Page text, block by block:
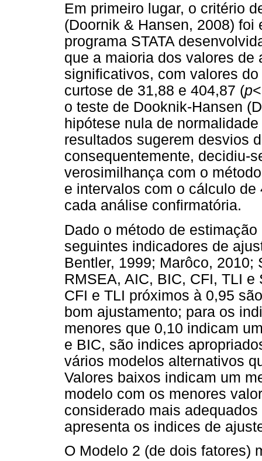
Em primeiro lugar, o critério
(Doornik & Hansen, 2008)
programa STATA
que a maioria dos valores de
significativos, com valores
curtose de 31,88 e 404,87 (p
o teste de Dooknik-Hansen
hipótese nula de
resultados sugerem desvios
consequentemente, decidiu-
verosimilhança com o
e intervalos com o cálculo
cada análise confirmatória.
Dado o método de
seguintes indicadores de
Bentler, 1999; Marôco,
RMSEA, AIC, BIC, CFI, TLI
CFI e TLI próximos à 0,95
bom ajustamento; para os
menores que 0,10 indicam
e BIC, são indices
vários modelos alternativos
Valores baixos indicam um
modelo com os menores
considerado mais
apresenta os indices de
O Modelo 2 (de dois fatores)